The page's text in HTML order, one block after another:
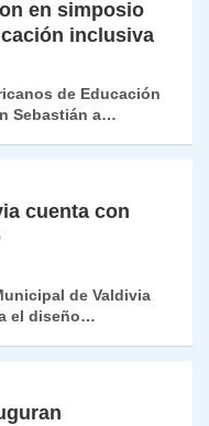
en simposio
inclusiva
de Educación
Sebastián a…
cuenta con
de Valdivia
el diseño…